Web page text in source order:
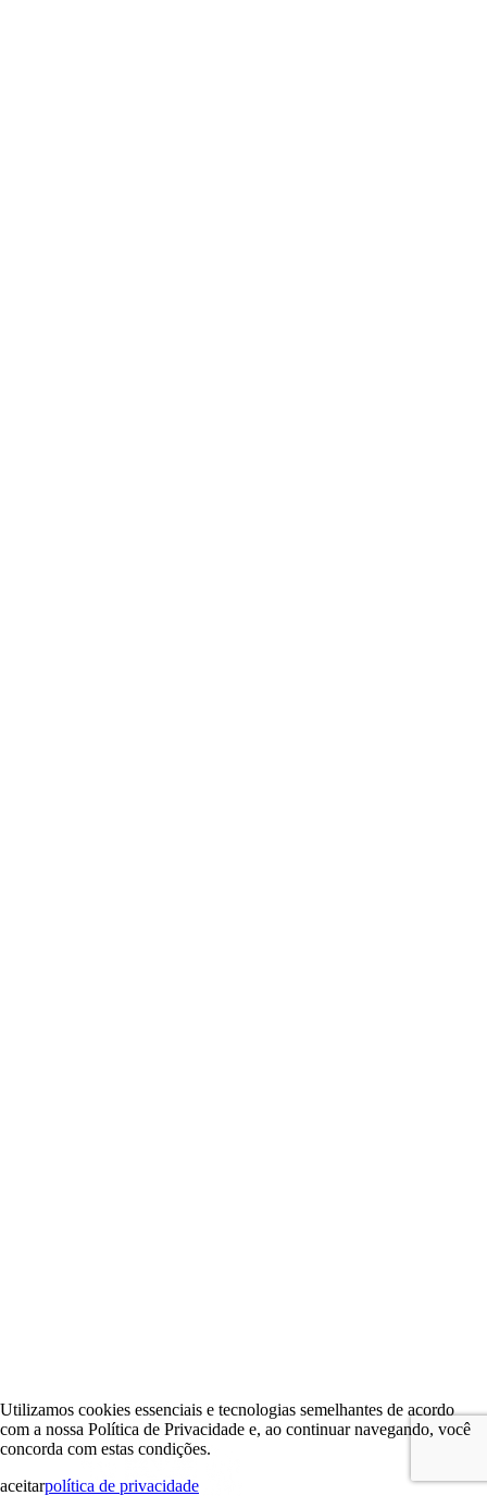
Utilizamos cookies essenciais e tecnologias semelhantes de acordo
com a nossa Política de Privacidade e, ao continuar navegando, você
concorda com estas condições.
aceitarpolítica de privacidade